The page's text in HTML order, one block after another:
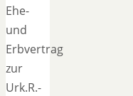
Ehe-
und
Erbvertrag
zur
Urk.R.-